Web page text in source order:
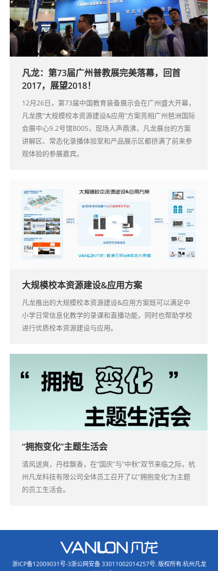
凡龙：第73届广州普教展完美落幕，回首
2017，展望2018！
12月26日，第73届中国教育装备展示会在广州盛大开幕，
凡龙携“大规模校本资源建设&应用”方案亮相广州琶洲国际
会展中心9.2号馆B005，现场人声鼎沸，凡龙展台的方案
讲解区、常态化录播体验室和产品展示区都挤满了前来参
观体验的参展嘉宾。
大规模校本资源建设&应用方案
凡龙推出的大规模校本资源建设&应用方案既可以满足中
小学日常信息化教学的录课和直播功能，同时也帮助学校
进行优质校本资源建设与应用。
“拥抱变化”主题生活会
清风送爽，丹桂飘香，在“国庆”与“中秋”双节来临之际，杭
州凡龙科技有限公司全体员工召开了以“拥抱变化”为主题
的员工生活会。
浙ICP备12009031号-3浙公网安备 33011002014257号. 版权所有.杭州凡龙